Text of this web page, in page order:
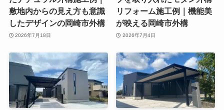
敷地内からの見え方も意識
したデザインの岡崎市外構
2026年7月18日
リフォーム施工例｜機能美
が映える岡崎市外構
2026年7月4日